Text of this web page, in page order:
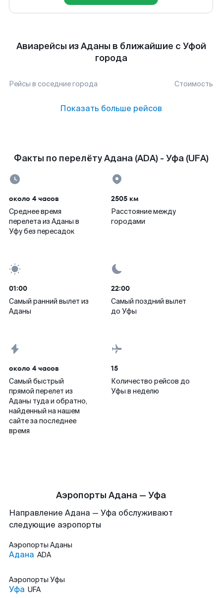
Авиарейсы из Аданы в ближайшие с Уфой
города
Рейсы в соседние города Стоимость
Показать больше рейсов
Факты по перелёту Адана (ADA) - Уфа (UFA)
около 4 часов
Среднее время
перелета из Аданы в
Уфу без пересадок
2505 км
Расстояние между
городами
01:00
Самый ранний вылет из
Аданы
22:00
Самый поздний вылет
до Уфы
около 4 часов
Самый быстрый
прямой перелет из
Аданы туда и обратно,
найденный на нашем
сайте за последнее
время
15
Количество рейсов до
Уфы в неделю
Аэропорты Адана — Уфа
Направление Адана — Уфа обслуживают
следующие аэропорты
Аэропорты Аданы
Адана ADA
Аэропорты Уфы
Уфа UFA